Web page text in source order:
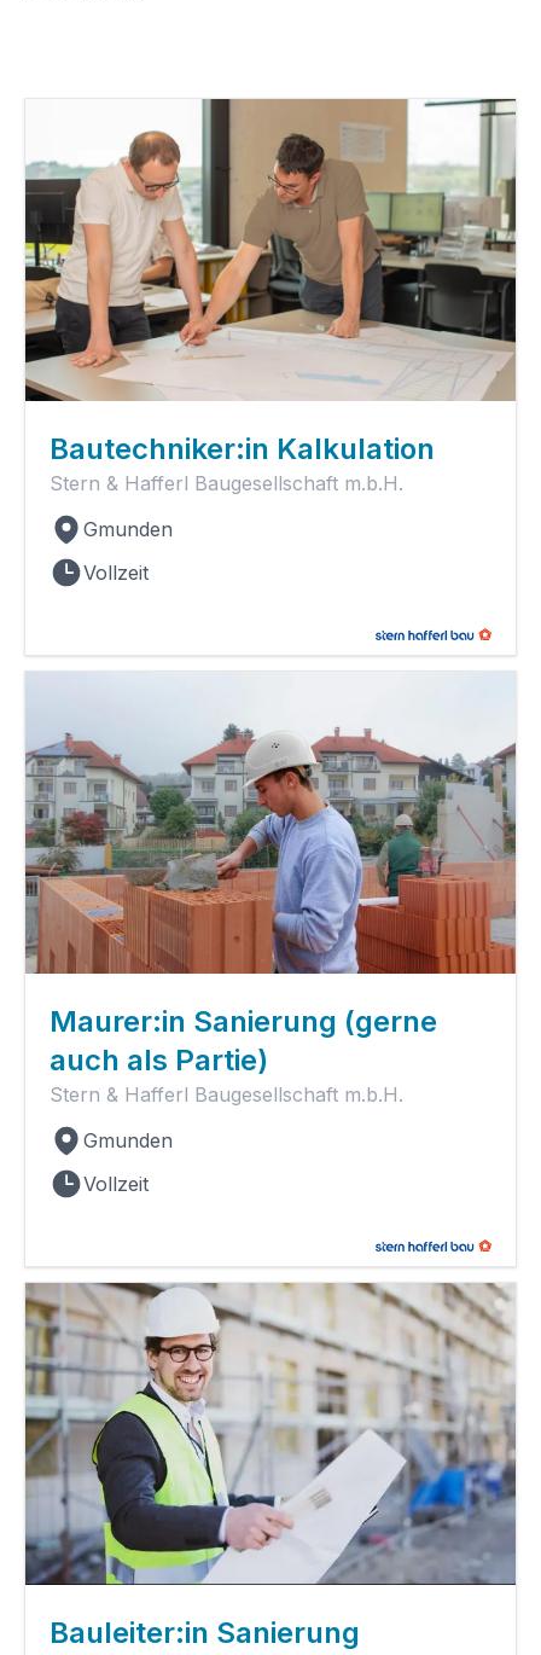
Bautechniker:in Kalkulation
Stern & Hafferl Baugesellschaft m.b.H.
Gmunden
Vollzeit
Maurer:in Sanierung (gerne
auch als Partie)
Stern & Hafferl Baugesellschaft m.b.H.
Gmunden
Vollzeit
Bauleiter:in Sanierung